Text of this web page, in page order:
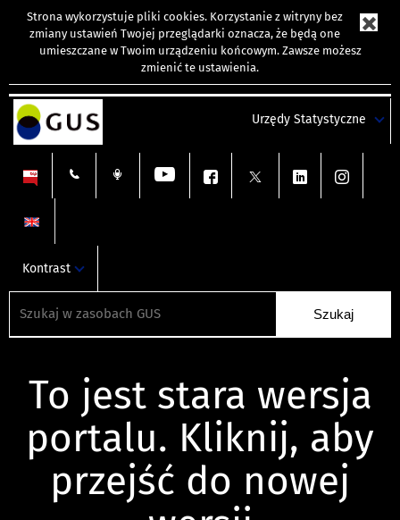
Strona wykorzystuje pliki cookies. Korzystanie z witryny bez
zmiany ustawień Twojej przeglądarki oznacza, że będą one
umieszczane w Twoim urządzeniu końcowym. Zawsze możesz
zmienić te ustawienia.
Urzędy Statystyczne
Kontrast
To jest stara wersja
portalu. Kliknij, aby
przejść do nowej